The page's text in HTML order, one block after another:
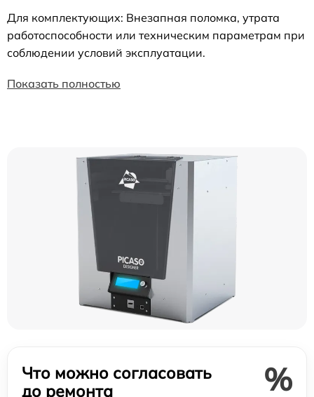
Для комплектующих: Внезапная поломка, утрата
работоспособности или техническим параметрам при
соблюдении условий эксплуатации.
Показать полностью
Что можно согласовать
до ремонта
%